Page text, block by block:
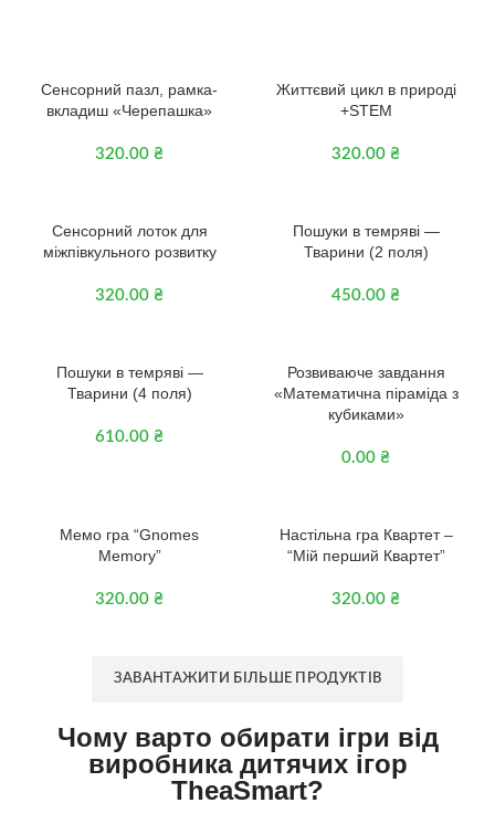
Сенсорний пазл, рамка-
вкладиш «Черепашка»
320.00 ₴
Життєвий цикл в природі
+STEM
320.00 ₴
Сенсорний лоток для
міжпівкульного розвитку
320.00 ₴
Пошуки в темряві —
Тварини (2 поля)
450.00 ₴
Пошуки в темряві —
Тварини (4 поля)
610.00 ₴
Розвиваюче завдання
«Математична піраміда з
кубиками»
0.00 ₴
Мемо гра “Gnomes
Memory”
320.00 ₴
Настільна гра Квартет –
“Мій перший Квартет”
320.00 ₴
ЗАВАНТАЖИТИ БІЛЬШЕ ПРОДУКТІВ
Чому варто обирати ігри від
виробника дитячих ігор
TheaSmart?